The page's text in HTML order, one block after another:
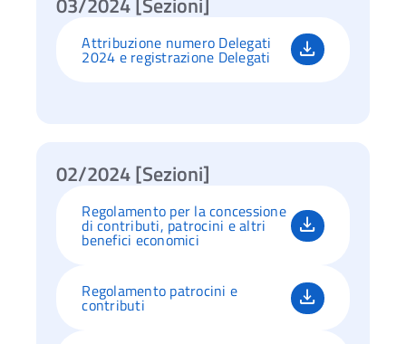
Attribuzione numero Delegati
2024 e registrazione Delegati
02/2024 [Sezioni]
Regolamento per la concessione
di contributi, patrocini e altri
benefici economici
Regolamento patrocini e
contributi